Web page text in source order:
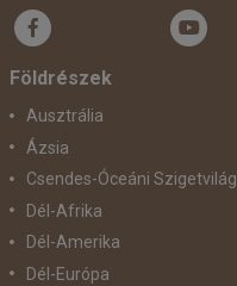
Földrészek
Ausztrália
Ázsia
Csendes-Óceáni Szigetvilág
Dél-Afrika
Dél-Amerika
Dél-Európa